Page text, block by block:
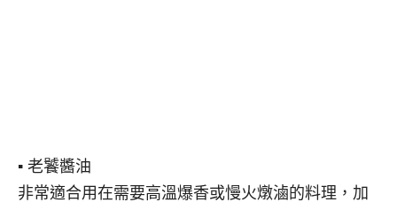
▪ 老饕醬油
非常適合用在需要高溫爆香或慢火燉滷的料理，加